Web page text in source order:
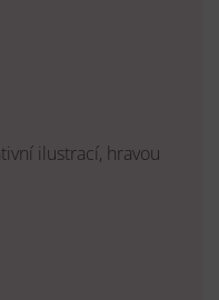
ilustrací, hravou